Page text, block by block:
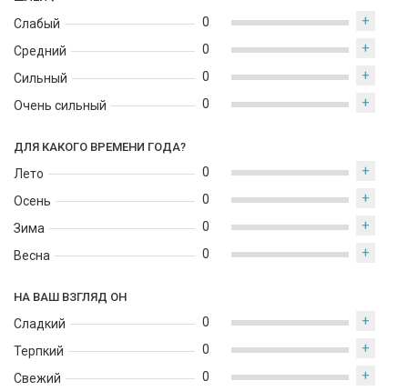
Слабый
Средний
Сильный
Очень сильный
0 +
0 +
0 +
0 +
ДЛЯ КАКОГО ВРЕМЕНИ ГОДА?
Лето
Осень
Зима
Весна
0 +
0 +
0 +
0 +
НА ВАШ ВЗГЛЯД ОН
Сладкий
Терпкий
Свежий
0 +
0 +
0 +